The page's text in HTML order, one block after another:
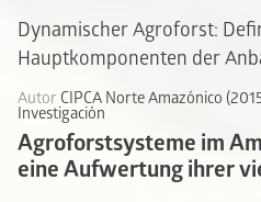
Dynamischer Agroforst:
Hauptkomponenten der
Autor CIPCA Norte Amazónico
Investigación
Agroforstsysteme im
eine Aufwertung ihrer